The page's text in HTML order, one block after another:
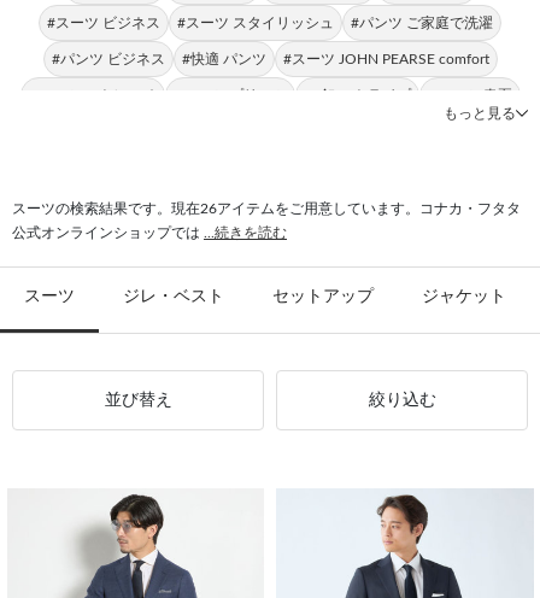
#スーツ ビジネス #スーツ スタイリッシュ #パンツ ご家庭で洗濯
#パンツ ビジネス #快適 パンツ #スーツ JOHN PEARSE comfort
#スーツ ストレッチ #スーツ プリーツ #2釦 ストライプ #スーツ 春夏
もっと見る
スーツの検索結果です。現在26アイテムをご用意しています。コナカ・フタタ
公式オンラインショップでは
...続きを読む
スーツ ジレ・ベスト セットアップ ジャケット
並び替え 絞り込む